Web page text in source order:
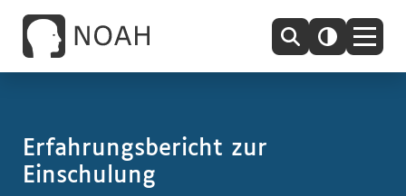
Erfahrungsbericht zur
Einschulung